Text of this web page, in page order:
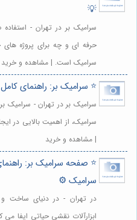
💡
سرامیک بر در تهران -
حرفه ای و چه برای پروژه
سرامیک است. | مشاهده و خرید
⭐️ سرامیک بر: راهنمای
سرامیک بر در تهران - سرامیک
سرامیک، از اهمیت بالایی در
| مشاهده و خرید
⭐️ صفحه سرامیک بر:
سرامیک ⚙️
در تهران - در دنیای ساخت
ابزارآلات نقشی حیاتی ایفا می